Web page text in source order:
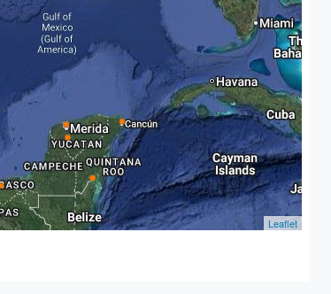
Leaflet